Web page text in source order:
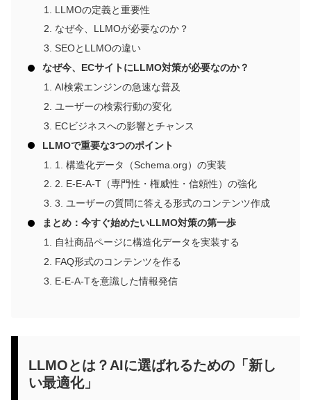
LLMOの定義と重要性
なぜ今、LLMOが必要なのか？
SEOとLLMOの違い
なぜ今、ECサイトにLLMO対策が必要なのか？
AI検索エンジンの急速な普及
ユーザーの検索行動の変化
ECビジネスへの影響とチャンス
LLMOで重要な3つのポイント
1. 構造化データ（Schema.org）の実装
2. E-E-A-T（専門性・権威性・信頼性）の強化
3. ユーザーの質問に答える形式のコンテンツ作成
まとめ：今すぐ始めたいLLMO対策の第一歩
自社商品ページに構造化データを実装する
FAQ形式のコンテンツを作る
E-E-A-Tを意識した情報発信
LLMOとは？AIに選ばれるための「新し
い最適化」